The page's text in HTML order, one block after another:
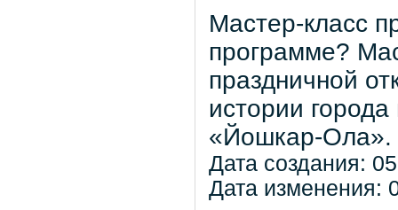
Мастер-класс
программе?
праздничной
истории
«Йошкар-Ола».
Дата создания:
Дата изменения: